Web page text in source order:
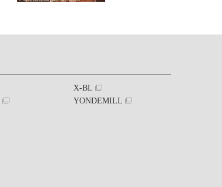
X-BL
YONDEMILL